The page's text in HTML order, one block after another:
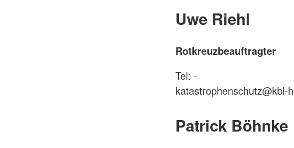
Uwe Riehl
Rotkreuzbeauftragter
Tel: -
katastrophenschutz@kbl-
Patrick Böhnke